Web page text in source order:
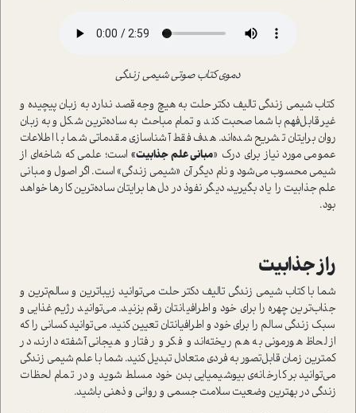
دموی کتاب صوتی شیمی زندگی
کتاب شیمی زندگی تالیف دکتر حلت به هیچ وجه قصد ندارد به زبان پیچیده و
غیر‌قابل‌فهم با شما صحبت کند و تمام مباحث به ساده‌ترین شکل و به زبان
روان برایتان تشریح شده‌اند. هدف فقط آشناسازی مقدماتی شما با اطلاعات
عمومی مورد نیاز برای درک «مبانی علم جذابیت» است؛ علمی که شاخه‌ای از
شیمی محسوب می‌شود و نام دیگر آن «شیمی زندگی» است. اگر اصول و مبانی
علم جذابیت را یاد بگیرید، دیگر نفوذ در دل‌ها برایتان ساده‌ترین کارها خواهد
بود.
راز جذابیت
شما با کتاب شیمی زندگی تالیف دکتر حلت می‌توانید زیباترین و سالم‌ترین و
جذاب‌ترین چهره را برای خود و اطرافیانتان رقم بزنید. می‌توانید رژیم غذایی و
سبک زندگی سالم را برای خود و اطرافیانتان تعیین کنید. می‌توانید کسانی را که
از لحاظ هورمونی به هم ریخته‌اند و فکر و رفتار و هیجانی آشفته دارند، در
کمترین زمان قابل‌تصور به فردی متعادل تبدیل کنید. شما با علم شیمی زندگی
می‌توانید بر کارخانه‌ی بیوشیمیایی بدن خود مسلط شوید و در تمام لحظات
زندگی در بهترین وضعیت سلامت جسمی و روانی و ذهنی باشید.